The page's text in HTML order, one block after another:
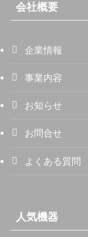
会社概要
企業情報
事業内容
お知らせ
お問合せ
よくある質問
人気機器